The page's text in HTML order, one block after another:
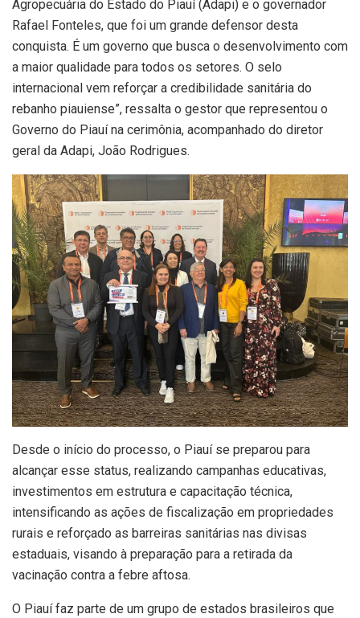
Agropecuária do Estado do Piauí (Adapi) e o governador
Rafael Fonteles, que foi um grande defensor desta
conquista. É um governo que busca o desenvolvimento com
a maior qualidade para todos os setores. O selo
internacional vem reforçar a credibilidade sanitária do
rebanho piauiense”, ressalta o gestor que representou o
Governo do Piauí na cerimônia, acompanhado do diretor
geral da Adapi, João Rodrigues.
Desde o início do processo, o Piauí se preparou para
alcançar esse status, realizando campanhas educativas,
investimentos em estrutura e capacitação técnica,
intensificando as ações de fiscalização em propriedades
rurais e reforçado as barreiras sanitárias nas divisas
estaduais, visando à preparação para a retirada da
vacinação contra a febre aftosa.
O Piauí faz parte de um grupo de estados brasileiros que